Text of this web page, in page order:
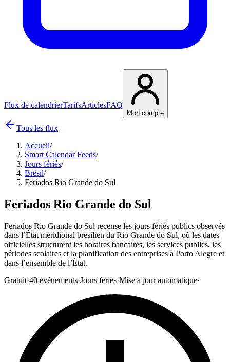
Flux de calendrierTarifsArticlesFAQ
Mon compte
Tous les flux
Accueil/
Smart Calendar Feeds/
Jours fériés/
Brésil/
Feriados Rio Grande do Sul
Feriados Rio Grande do Sul
Feriados Rio Grande do Sul recense les jours fériés publics observés
dans l’État méridional brésilien du Rio Grande do Sul, où les dates
officielles structurent les horaires bancaires, les services publics, les
périodes scolaires et la planification des entreprises à Porto Alegre et
dans l’ensemble de l’État.
Gratuit·40 événements·Jours fériés·Mise à jour automatique·